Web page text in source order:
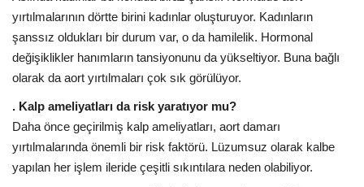
yırtılmalarının dörtte birini kadınlar oluşturuyor. Kadınların
şanssız oldukları bir durum var, o da hamilelik. Hormonal
değişiklikler hanımların tansiyonunu da yükseltiyor. Buna bağlı
olarak da aort yırtılmaları çok sık görülüyor.
. Kalp ameliyatları da risk yaratıyor mu?
Daha önce geçirilmiş kalp ameliyatları, aort damarı
yırtılmalarında önemli bir risk faktörü. Lüzumsuz olarak kalbe
yapılan her işlem ileride çeşitli sıkıntılara neden olabiliyor.